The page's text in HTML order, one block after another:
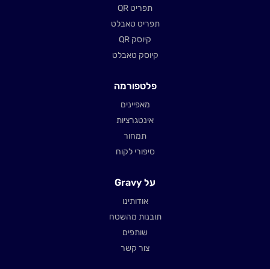
תפריט QR
תפריט טאבלט
קיוסק QR
קיוסק טאבלט
פלטפורמה
מאפיינים
אינטגרציות
תמחור
סיפורי לקוח
על Gravy
אודותינו
תובנות מהשטח
שותפים
צור קשר